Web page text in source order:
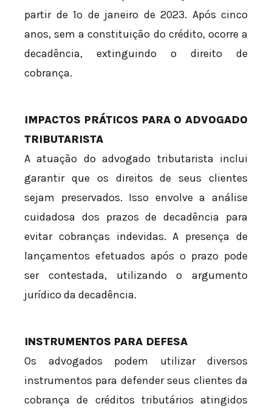
partir de 1º de janeiro de 2023. Após cinco
anos, sem a constituição do crédito, ocorre a
decadência, extinguindo o direito de
cobrança.
IMPACTOS PRÁTICOS PARA O ADVOGADO
TRIBUTARISTA
A atuação do advogado tributarista inclui
garantir que os direitos de seus clientes
sejam preservados. Isso envolve a análise
cuidadosa dos prazos de decadência para
evitar cobranças indevidas. A presença de
lançamentos efetuados após o prazo pode
ser contestada, utilizando o argumento
jurídico da decadência.
INSTRUMENTOS PARA DEFESA
Os advogados podem utilizar diversos
instrumentos para defender seus clientes da
cobrança de créditos tributários atingidos